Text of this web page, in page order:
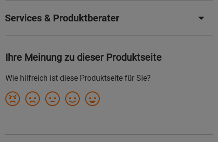
Services & Produktberater